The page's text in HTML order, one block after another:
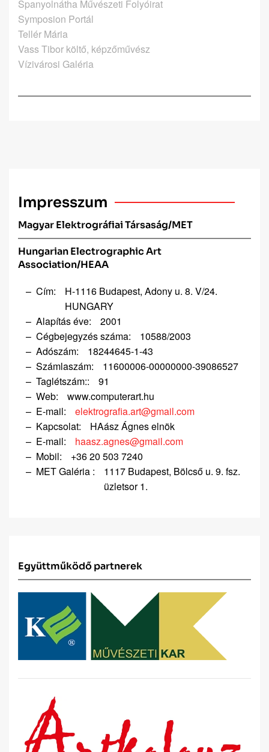
Spanyolnátha Művészeti Folyóirat
Symposion Portál
Tellér Mária
Vass Tibor költő, képzőművész
Vízivárosi Galéria
Impresszum
Magyar Elektrográfiai Társaság/MET
Hungarian Electrographic Art
Association/HEAA
Cím:
H-1116 Budapest, Adony u. 8. V/24.
HUNGARY
Alapítás éve:
2001
Cégbejegyzés száma:
10588/2003
Adószám:
18244645-1-43
Számlaszám:
11600006-00000000-39086527
Taglétszám::
91
Web:
www.computerart.hu
E-mail:
elektrografia.art@gmail.com
Kapcsolat:
HAász Ágnes elnök
E-mail:
haasz.agnes@gmail.com
Mobil:
+36 20 503 7240
MET Galéria :
1117 Budapest, Bölcső u. 9. fsz.
üzletsor 1.
Együttműködő partnerek